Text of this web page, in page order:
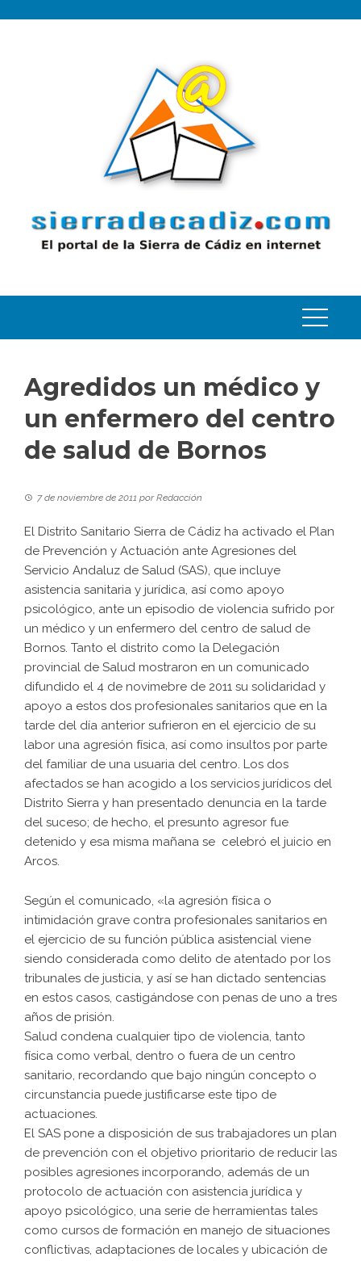
Agredidos un médico y
un enfermero del centro
de salud de Bornos
7 de noviembre de 2011 porRedacción
El Distrito Sanitario Sierra de Cádiz ha activado el Plan
de Prevención y Actuación ante Agresiones del
Servicio Andaluz de Salud (SAS), que incluye
asistencia sanitaria y jurídica, así como apoyo
psicológico, ante un episodio de violencia sufrido por
un médico y un enfermero del centro de salud de
Bornos. Tanto el distrito como la Delegación
provincial de Salud mostraron en un comunicado
difundido el 4 de novimebre de 2011 su solidaridad y
apoyo a estos dos profesionales sanitarios que en la
tarde del día anterior sufrieron en el ejercicio de su
labor una agresión física, así como insultos por parte
del familiar de una usuaria del centro. Los dos
afectados se han acogido a los servicios jurídicos del
Distrito Sierra y han presentado denuncia en la tarde
del suceso; de hecho, el presunto agresor fue
detenido y esa misma mañana se celebró el juicio en
Arcos.
Según el comunicado, «la agresión física o
intimidación grave contra profesionales sanitarios en
el ejercicio de su función pública asistencial viene
siendo considerada como delito de atentado por los
tribunales de justicia, y así se han dictado sentencias
en estos casos, castigándose con penas de uno a tres
años de prisión.
Salud condena cualquier tipo de violencia, tanto
física como verbal, dentro o fuera de un centro
sanitario, recordando que bajo ningún concepto o
circunstancia puede justificarse este tipo de
actuaciones.
El SAS pone a disposición de sus trabajadores un plan
de prevención con el objetivo prioritario de reducir las
posibles agresiones incorporando, además de un
protocolo de actuación con asistencia jurídica y
apoyo psicológico, una serie de herramientas tales
como cursos de formación en manejo de situaciones
conflictivas, adaptaciones de locales y ubicación de